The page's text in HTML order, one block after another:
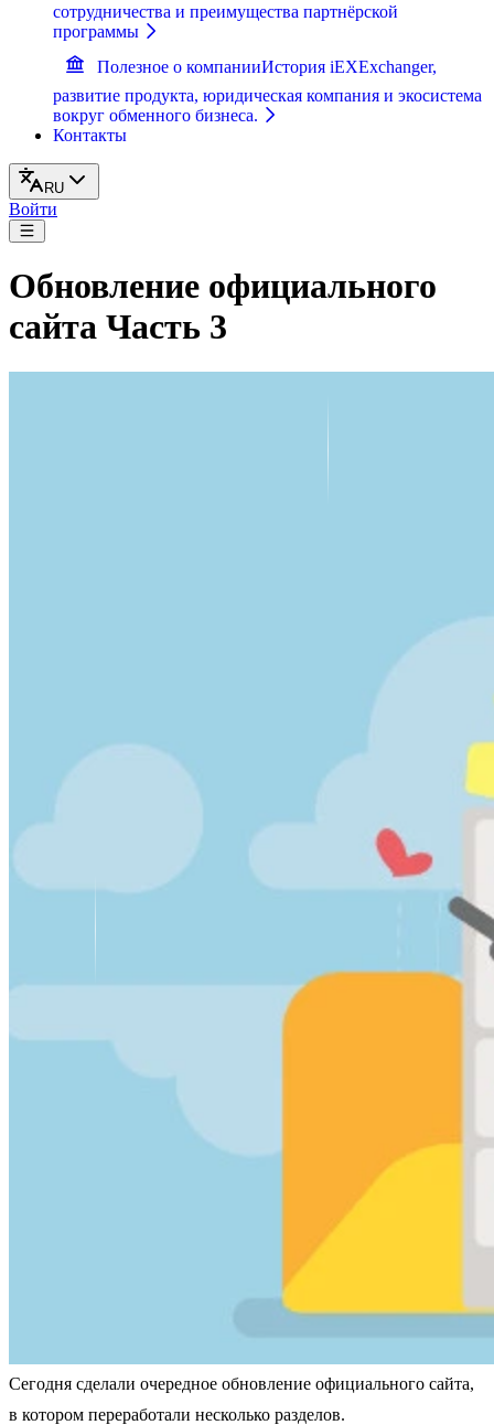
сотрудничества и преимущества партнёрской
программы
Полезное о компанииИстория iEXExchanger,
развитие продукта, юридическая компания и экосистема
вокруг обменного бизнеса.
Контакты
RU
Войти
Обновление официального
сайта Часть 3
Сегодня сделали очередное обновление официального сайта,
в котором переработали несколько разделов.